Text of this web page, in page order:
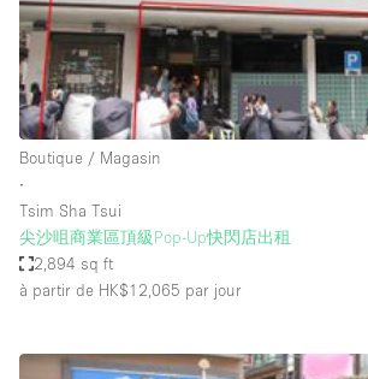
Salle
Salle de Conférence
Salle de Réunion
Salon / Festival
Studio Photo / Tournage
Étal de Marché
Caractéristiques de l'espace
Boutique / Magasin
∙
Tsim Sha Tsui
尖沙咀商業區頂級Pop-Up快閃店出租
2,894 sq ft
à partir de HK$12,065 par jour